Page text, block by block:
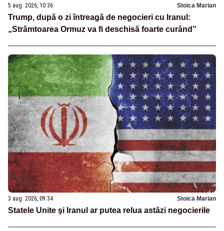
5 aug. 2026, 10:36 Stoica Marian
Trump, după o zi întreagă de negocieri cu Iranul:
„Strâmtoarea Ormuz va fi deschisă foarte curând”
3 aug. 2026, 09:34 Stoica Marian
Statele Unite şi Iranul ar putea relua astăzi negocierile